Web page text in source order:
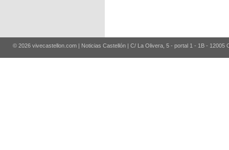
© 2026 vivecastellon.com | Noticias Castellón | C/ La Olivera, 5 - portal 1 - 1B - 12005